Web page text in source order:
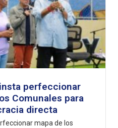
perfeccionar
Comunales para
directa
mapa de los